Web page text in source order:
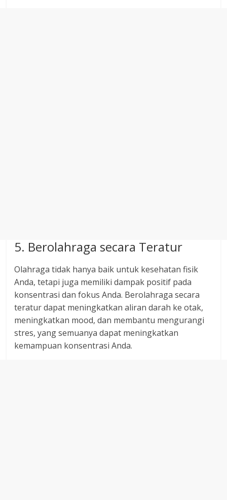
5. Berolahraga secara Teratur
Olahraga tidak hanya baik untuk kesehatan fisik
Anda, tetapi juga memiliki dampak positif pada
konsentrasi dan fokus Anda. Berolahraga secara
teratur dapat meningkatkan aliran darah ke otak,
meningkatkan mood, dan membantu mengurangi
stres, yang semuanya dapat meningkatkan
kemampuan konsentrasi Anda.